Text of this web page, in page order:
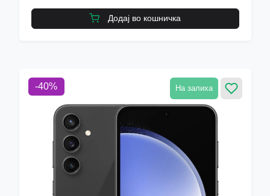
Додај во кошничка
-40% На залиха